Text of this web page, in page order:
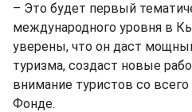
– Это будет первый
международного уровня в
уверены, что он даст
туризма, создаст новые
внимание туристов со
Фонде.